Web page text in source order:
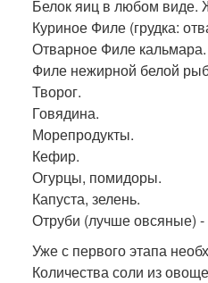
Белок яиц в любом виде.
Куриное Филе (грудка:
Отварное Филе кальмара.
Филе нежирной белой
Творог.
Говядина.
Морепродукты.
Кефир.
Огурцы, помидоры.
Капуста, зелень.
Отруби (лучше овсяные) -
Уже с первого этапа
Количества соли из